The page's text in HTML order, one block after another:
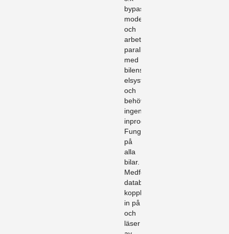
bypass
modell
och
arbetar
parallellt
med
bilens
elsystem
och
behöver
ingen
inprogrammering.
Fungerar
på
alla
bilar.
Medföljande
databox
kopplas
in på
och
läser